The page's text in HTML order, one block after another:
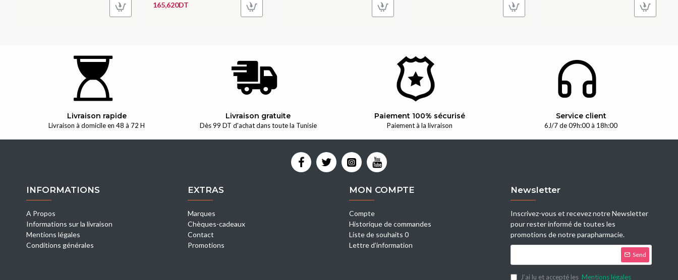
165,620DT
Livraison rapide
Livraison à domicile en 48 à 72 H
Livraison gratuite
Dès 99 DT d'achat dans toute la Tunisie
Paiement 100% sécurisé
Paiement à la livraison
Service client
6J/7 de 09h:00 à 18h:00
INFORMATIONS
A Propos
Informations sur la livraison
Mentions légales
Conditions générales
EXTRAS
Marques
Chèques-cadeaux
Contact
Promotions
MON COMPTE
Compte
Historique de commandes
Liste de souhaits 0
Lettre d’information
Newsletter
Inscrivez-vous et recevez notre Newsletter
pour rester informé de toutes les
promotions de notre parapharmacie.
Send
J’ai lu et accepté les Mentions légales